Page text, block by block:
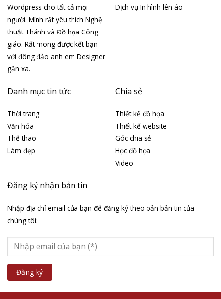
Wordpress cho tất cả mọi
người. Mình rất yêu thích Nghệ
thuật Thánh và Đồ họa Công
giáo. Rất mong được kết bạn
với đông đảo anh em Designer
gần xa.
Dịch vụ In hình lên áo
Danh mục tin tức
Thời trang
Văn hóa
Thể thao
Làm đẹp
Chia sẻ
Thiết kế đồ họa
Thiết kế website
Góc chia sẻ
Học đồ họa
Video
Đăng ký nhận bản tin
Nhập địa chỉ email của bạn để đăng ký theo bản bản tin của
chúng tôi: